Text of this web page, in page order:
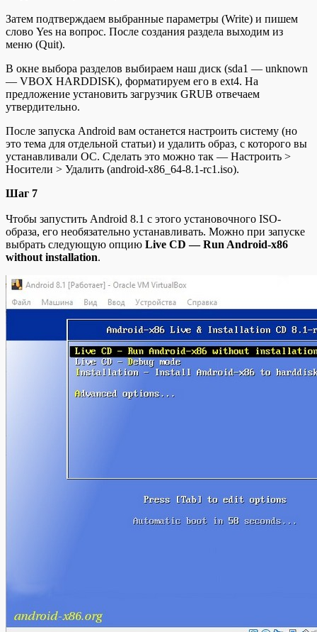
Затем подтверждаем выбранные параметры (Write) и пишем
слово Yes на вопрос. После создания раздела выходим из
меню (Quit).
В окне выбора разделов выбираем наш диск (sda1 — unknown
— VBOX HARDDISK), форматируем его в ext4. На
предложение установить загрузчик GRUB отвечаем
утвердительно.
После запуска Android вам останется настроить систему (но
это тема для отдельной статьи) и удалить образ, с которого вы
устанавливали ОС. Сделать это можно так — Настроить >
Носители > Удалить (android-x86_64-8.1-rc1.iso).
Шаг 7
Чтобы запустить Android 8.1 с этого установочного ISO-
образа, его необязательно устанавливать. Можно при запуске
выбрать следующую опцию Live CD — Run Android-x86
without installation.